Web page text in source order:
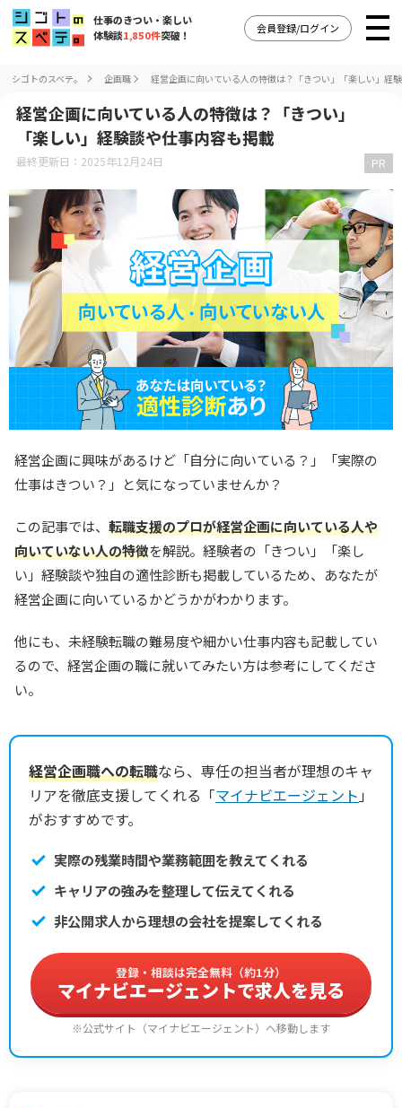
仕事のきつい・楽しい
体験談1,850件突破！
会員登録/ログイン
シゴトのスベテ。 企画職 経営企画に向いている人の特徴は？「きつい」「楽しい」経
経営企画に向いている人の特徴は？「きつい」
「楽しい」経験談や仕事内容も掲載
最終更新日：2025年12月24日 PR
経営企画に興味があるけど「自分に向いている？」「実際の
仕事はきつい？」と気になっていませんか？
この記事では、 転職支援のプロが経営企画に向いている人や
向いていない人の特徴を解説。経験者の「きつい」「楽し
い」経験談や独自の適性診断も掲載しているため、あなたが
経営企画に向いているかどうかがわかります。
他にも、未経験転職の難易度や細かい仕事内容も記載してい
るので、経営企画の職に就いてみたい方は参考にしてくださ
い。
経営企画職への転職なら、専任の担当者が理想のキャ
リアを徹底支援してくれる「マイナビエージェント 」
がおすすめです。
実際の残業時間や業務範囲を教えてくれる
キャリアの強みを整理して伝えてくれる
非公開求人から理想の会社を提案してくれる
登録・相談は完全無料（約1分）
マイナビエージェントで求人を見る
※公式サイト（マイナビエージェント）へ移動します